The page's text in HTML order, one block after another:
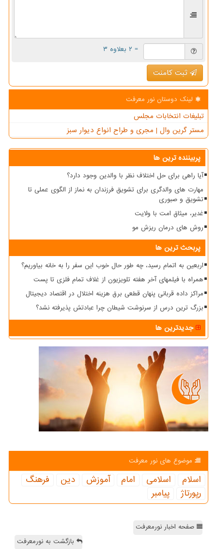
= ۲ بعلاوه ۳
ثبت کامنت
لینک دوستان نور معرفت
تبلیغات انتخابات مجلس
مستر گرین وال | مجری و طراح انواع دیوار سبز
پربیننده ترین ها
آیا راهی برای حل اختلاف نظر با والدین وجود دارد؟
مهارت های والدگری برای تشویق فرزندان به نماز از الگوی عملی تا
تشویق و صبوری
غدیر، میثاق امت با ولایت
روش های درمان ریزش مو
پربحث ترین ها
اربعین به اتمام رسید، چه طور حال خوب این سفر را به خانه بیاوریم؟
همراه با فیلمهای آخر هفته تلویزیون از غلاف تمام فلزی تا پست
مراکز داده قربانی پنهان قطعی برق هزینه اختلال در اقتصاد دیجیتال
بزرگ ترین درس از سرنوشت شیطان چرا عبادتش پذیرفته نشد؟
جدیدترین ها
موضوع های نور معرفت
اسلام اسلامی امام آموزش دین
فرهنگ
رپورتاژ
پیامبر
صفحه اخبار نورمعرفت
بازگشت به نورمعرفت